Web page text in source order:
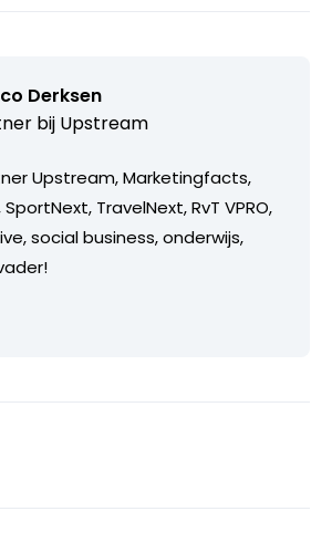
Derksen
bij Upstream
Upstream, Marketingfacts,
TravelNext, RvT VPRO,
social business, onderwijs,